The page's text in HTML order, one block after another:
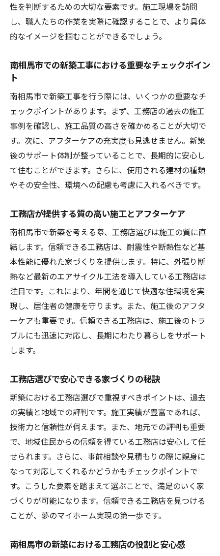
性を判断するための大切な要素です。施工現場を訪問
し、職人たちの作業を実際に確認することで、より具体
的なイメージを掴むことができるでしょう。
南相馬市での新築工事における重要なチェックポイン
ト
南相馬市で新築工事を行う際には、いくつかの重要なチ
ェックポイントがあります。まず、工務店の過去の施工
事例を確認し、施工品質の高さを確かめることが大切で
す。次に、アフターケアの充実度も見逃せません。新築
後のサポート体制が整っていることで、長期的に安心し
て住むことができます。さらに、使用される建材の種類
やその安全性、環境への配慮も考慮に入れるべきです。
工務店が提供する質の高い施工とアフターケア
南相馬市で新築を考える際、工務店選びは施工の質に直
結します。信頼できる工務店は、耐震性や断熱性など基
本性能に優れた家づくりを提供します。特に、外張り断
熱など最新のエアサイクル工法を導入している工務店は
注目です。これにより、年間を通じて快適な住環境を実
現し、居住者の健康を守ります。また、施工後のアフタ
ーケアも重要です。信頼できる工務店は、施工後のトラ
ブルにも迅速に対応し、長期にわたり暮らしをサポート
します。
工務店選びで安心できる家づくりの秘訣
新築における工務店選びで重視すべきポイントは、過去
の実績と地域での評判です。施工実績が豊富であれば、
技術力と信頼性が伺えます。また、地元での評判も重要
で、地域住民からの信頼を得ている工務店は安心して任
せられます。さらに、事前相談や見積もりの際に親身に
なって対応してくれるかどうかもチェックポイントで
す。こうした要素を踏まえて選ぶことで、満足のいく家
づくりが可能になります。信頼できる工務店を見つける
ことが、夢のマイホーム実現の第一歩です。
南相馬市の新築における工務店の役割と安心感